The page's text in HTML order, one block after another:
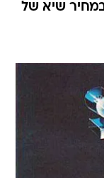
שיא של